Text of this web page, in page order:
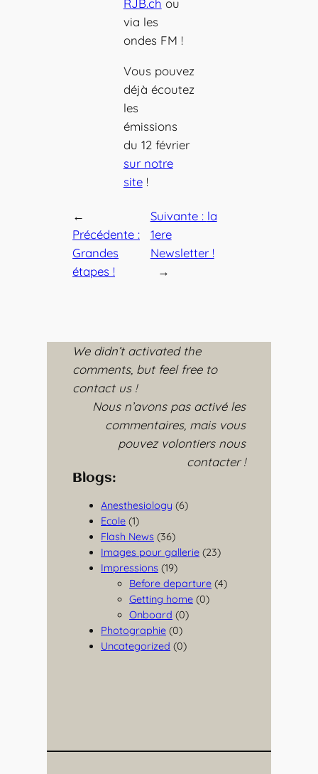
RJB.ch ou
via les
ondes FM !
Vous pouvez
déjà écoutez
les
émissions
du 12 février
sur notre
site!
←
Précédente :
Grandes
étapes !
Suivante : la
1ere
Newsletter !
→
We didn’t activated the
comments, but feel free to
contact us !
Nous n’avons pas activé les
commentaires, mais vous
pouvez volontiers nous
contacter !
Blogs:
Anesthesiology (6)
Ecole (1)
Flash News (36)
Images pour gallerie (23)
Impressions (19)
Before departure (4)
Getting home (0)
Onboard (0)
Photographie (0)
Uncategorized (0)